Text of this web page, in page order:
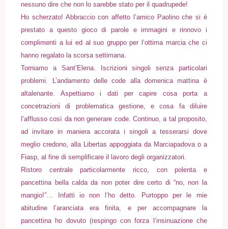
nessuno dire che non lo sarebbe stato per il quadrupede!
Ho scherzato! Abbraccio con affetto l’amico Paolino che si è
prestato a questo gioco di parole e immagini e rinnovo i
complimenti a lui ed al suo gruppo per l’ottima marcia che ci
hanno regalato la scorsa settimana.
Torniamo a Sant’Elena. Iscrizioni singoli senza particolari
problemi. L’andamento delle code alla domenica mattina è
altalenante. Aspettiamo i dati per capire cosa porta a
concetrazioni di problematica gestione, e cosa fa diluire
l’afflusso così da non generare code. Continuo, a tal proposito,
ad invitare in maniera accorata i singoli a tesserarsi dove
meglio credono, alla Libertas appoggiata da Marciapadova o a
Fiasp, al fine di semplificare il lavoro degli organizzatori.
Ristoro centrale particolarmente ricco, con polenta e
pancettina bella calda da non poter dire certo di “no, non la
mangio!”… Infatti io non l’ho detto. Purtoppo per le mie
abitudine l’aranciata era finita, e per accompagnare la
pancettina ho dovuto (respingo con forza l’insinuazione che